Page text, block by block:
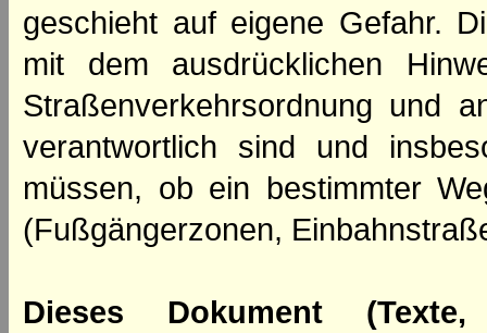
geschieht auf eigene Gefahr.
mit dem ausdrücklichen
Straßenverkehrsordnung und
verantwortlich sind und
müssen, ob ein bestimmter
(Fußgängerzonen,
Dieses Dokument